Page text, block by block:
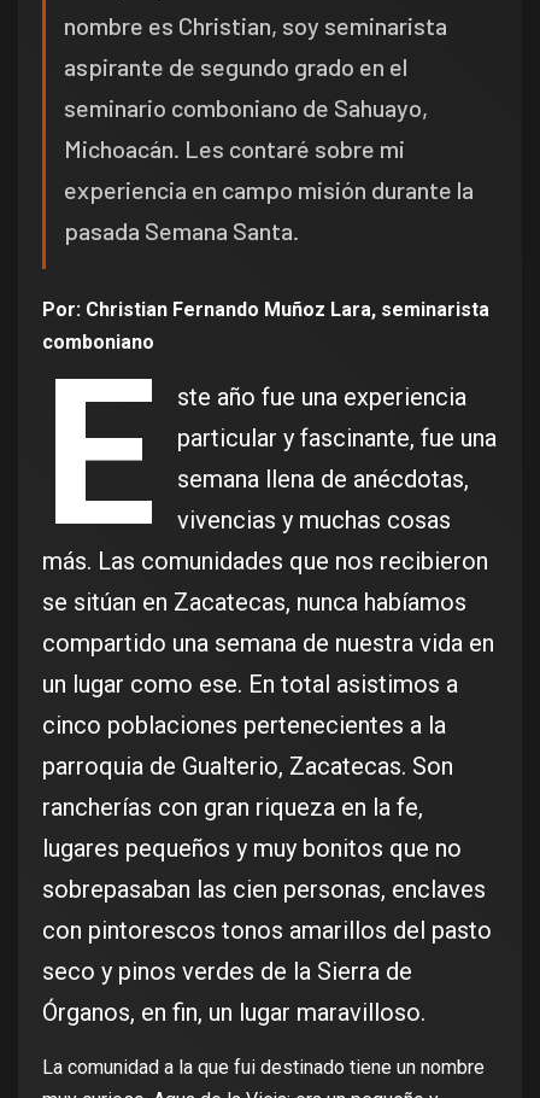
nombre es Christian, soy seminarista
aspirante de segundo grado en el
seminario comboniano de Sahuayo,
Michoacán. Les contaré sobre mi
experiencia en campo misión durante la
pasada Semana Santa.
Por: Christian Fernando Muñoz Lara, seminarista
comboniano
E
ste año fue una experiencia
particular y fascinante, fue una
semana llena de anécdotas,
vivencias y muchas cosas
más. Las comunidades que nos recibieron
se sitúan en Zacatecas, nunca habíamos
compartido una semana de nuestra vida en
un lugar como ese. En total asistimos a
cinco poblaciones pertenecientes a la
parroquia de Gualterio, Zacatecas. Son
rancherías con gran riqueza en la fe,
lugares pequeños y muy bonitos que no
sobrepasaban las cien personas, enclaves
con pintorescos tonos amarillos del pasto
seco y pinos verdes de la Sierra de
Órganos, en fin, un lugar maravilloso.
La comunidad a la que fui destinado tiene un nombre